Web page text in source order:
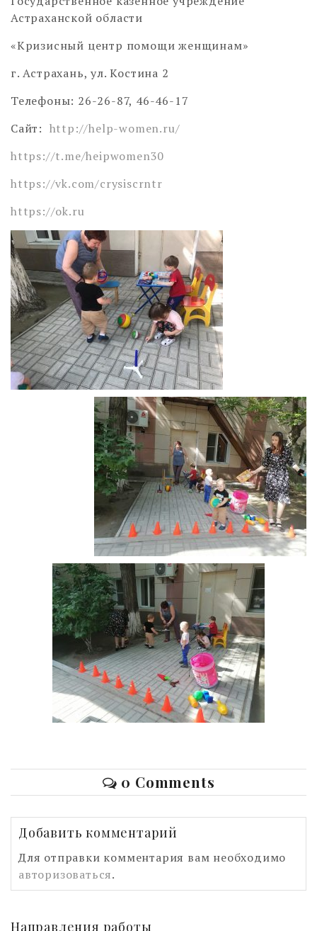
Астраханской области
«Кризисный центр помощи женщинам»
г. Астрахань, ул. Костина 2
Телефоны: 26-26-87, 46-46-17
Сайт: http://help-women.ru/
https://t.me/heipwomen30
https://vk.com/crysiscrntr
https://ok.ru
0 Comments
Добавить комментарий
Для отправки комментария вам необходимо
авторизоваться.
Направления работы